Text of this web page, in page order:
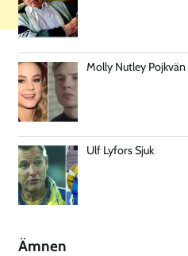
Molly Nutley Pojkvän
Ulf Lyfors Sjuk
Ämnen